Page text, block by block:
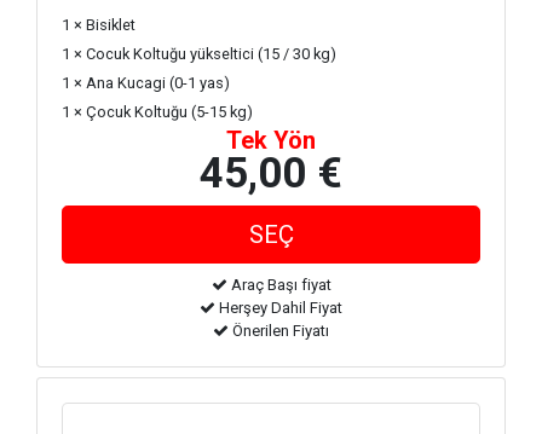
1 × Bisiklet
1 × Cocuk Koltuğu yükseltici (15 / 30 kg)
1 × Ana Kucagi (0-1 yas)
1 × Çocuk Koltuğu (5-15 kg)
Tek Yön
45,00 €
Araç Başı fiyat
Herşey Dahil Fiyat
Önerilen Fiyatı